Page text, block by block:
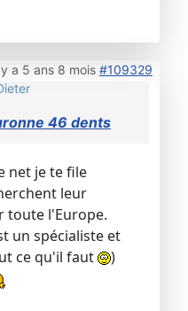
a 5 ans 8 mois #109329
46 dents
net je te file
leur
toute l'Europe.
un spécialiste et
ce qu'il faut
)